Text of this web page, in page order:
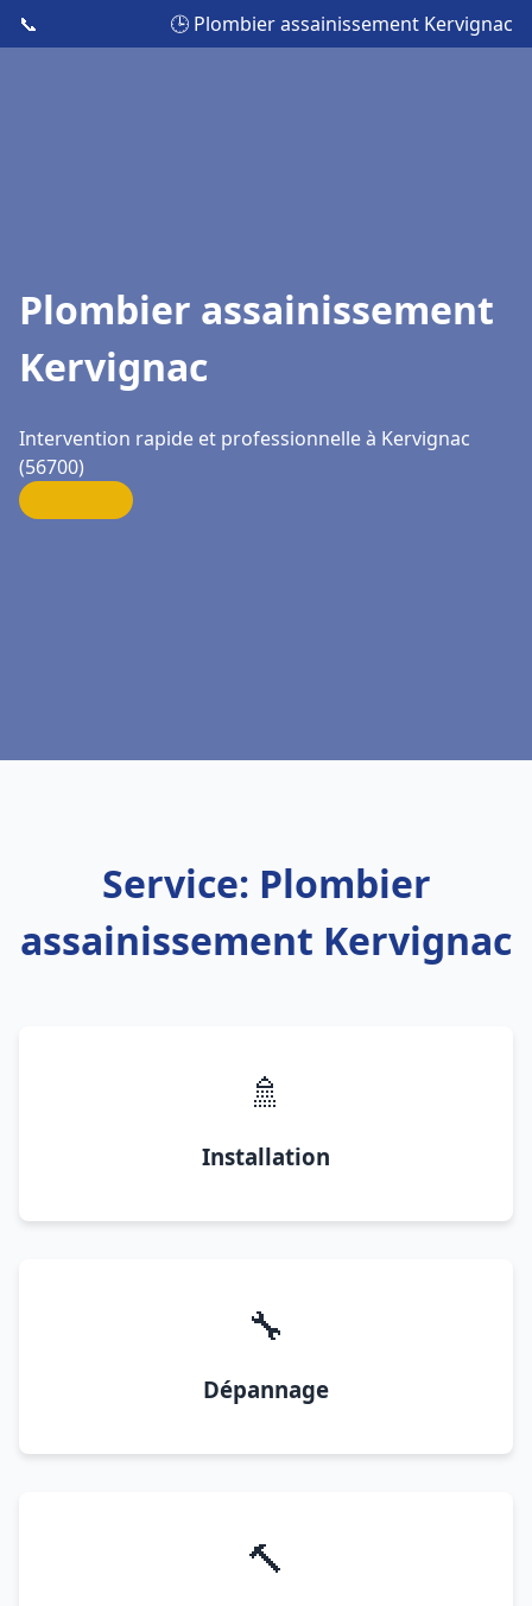
📞 🕒 Plombier assainissement Kervignac
Plombier assainissement
Kervignac
Intervention rapide et professionnelle à Kervignac
(56700)
Service: Plombier
assainissement Kervignac
🚿
Installation
🔧
Dépannage
🔨